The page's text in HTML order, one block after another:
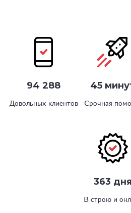
94 288
Довольных клиентов
45
Срочная
363 дня
В строю и